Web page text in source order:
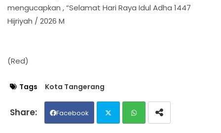
mengucapkan , “Selamat Hari Raya Idul Adha 1447
Hijriyah / 2026 M
(Red)
Tags Kota Tangerang
Facebook